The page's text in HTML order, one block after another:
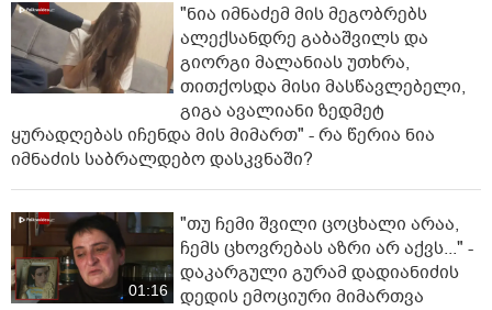
"ნია იმნაძემ მის მეგობრებს
ალექსანდრე გაბაშვილს და
გიორგი მალანიას უთხრა,
თითქოსდა მისი მასწავლებელი,
გიგა ავალიანი ზედმეტ
ყურადღებას იჩენდა მის მიმართ" - რა წერია ნია
იმნაძის საბრალდებო დასკვნაში?
01:16
"თუ ჩემი შვილი ცოცხალი არაა,
ჩემს ცხოვრებას აზრი არ აქვს..." -
დაკარგული გურამ დადიანიძის
დედის ემოციური მიმართვა